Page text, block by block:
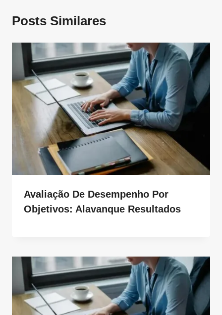
Posts Similares
Avaliação De Desempenho Por
Objetivos: Alavanque Resultados